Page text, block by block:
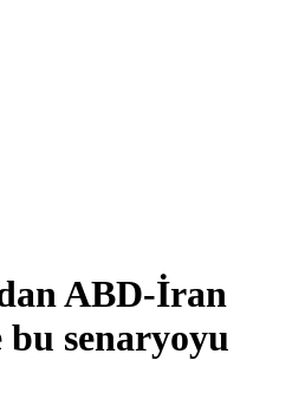
ABD-İran
bu senaryoyu